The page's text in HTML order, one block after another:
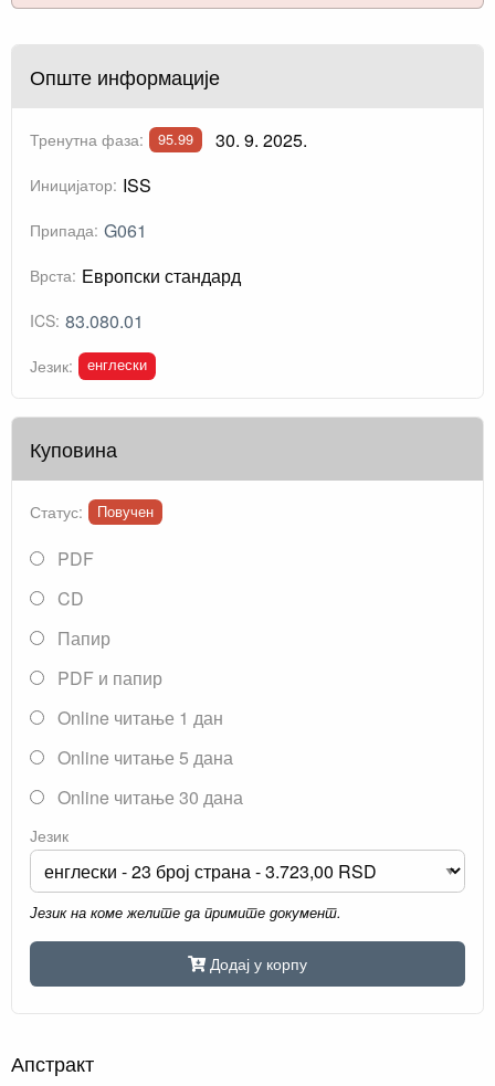
Опште информације
Тренутна фаза: 95.99 30. 9. 2025.
Иницијатор: ISS
Припада: G061
Врста: Европски стандард
ICS: 83.080.01
Језик: енглески
Куповина
Статус: Повучен
PDF
CD
Папир
PDF и папир
Online читање 1 дан
Online читање 5 дана
Online читање 30 дана
Језик
Језик на коме желите да примите документ.
Додај у корпу
Апстракт